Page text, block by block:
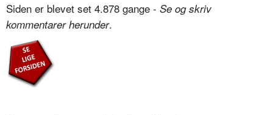
Siden er blevet set 4.878 gange - Se og skriv
kommentarer herunder.